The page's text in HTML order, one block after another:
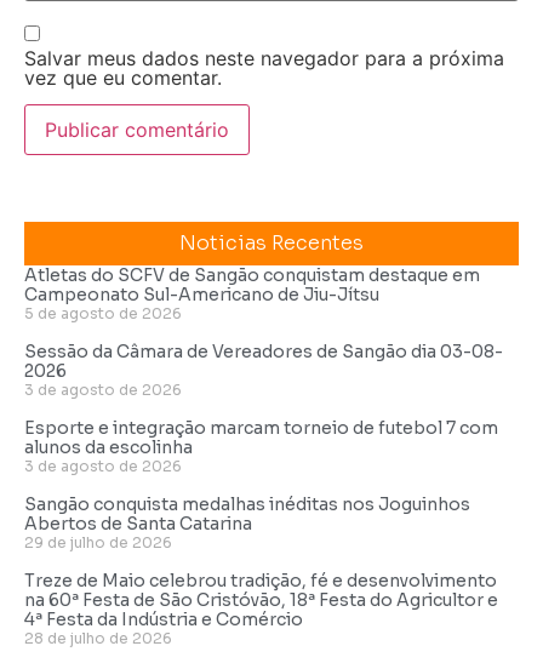
Salvar meus dados neste navegador para a próxima
vez que eu comentar.
Noticias Recentes
Atletas do SCFV de Sangão conquistam destaque em
Campeonato Sul-Americano de Jiu-Jítsu
5 de agosto de 2026
Sessão da Câmara de Vereadores de Sangão dia 03-08-
2026
3 de agosto de 2026
Esporte e integração marcam torneio de futebol 7 com
alunos da escolinha
3 de agosto de 2026
Sangão conquista medalhas inéditas nos Joguinhos
Abertos de Santa Catarina
29 de julho de 2026
Treze de Maio celebrou tradição, fé e desenvolvimento
na 60ª Festa de São Cristóvão, 18ª Festa do Agricultor e
4ª Festa da Indústria e Comércio
28 de julho de 2026